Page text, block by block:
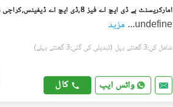
undefine
... مزید
شامل کی:3 گھنٹے پہل (تبدیلی کی گئی:3 گھنٹے پہلے)
واٹس ایپ کال